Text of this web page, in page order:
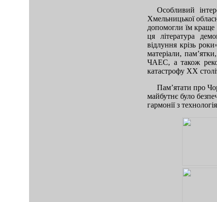
Особливий
Хмельницької
допомогли їм краще
ця література
відлуння крізь
матеріали,
ЧАЕС, а також
катастрофу ХХ
Пам’ятати про
майбутнє було
гармонії з